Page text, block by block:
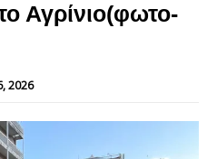
Αγρίνιο(φωτο-
2026